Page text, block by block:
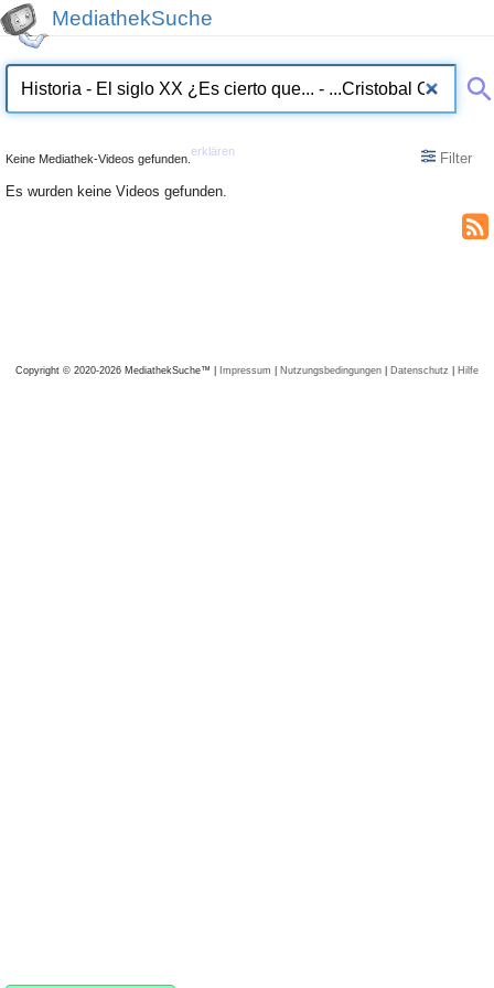
MediathekSuche
Keine Mediathek-Videos gefunden.
erklären
Filter
Es wurden keine Videos gefunden.
Copyright © 2020-2026 MediathekSuche™ | Impressum | Nutzungsbedingungen | Datenschutz | Hilfe